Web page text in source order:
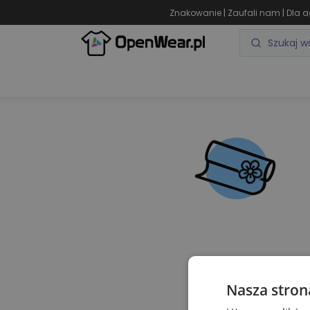
Znakowanie | Zaufali nam | Dla
Nasza